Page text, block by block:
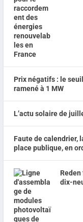
Prix négatifs : le
ramené à 1 MW
L’actu solaire de
Faute de calendrier,
place publique, en
dix-